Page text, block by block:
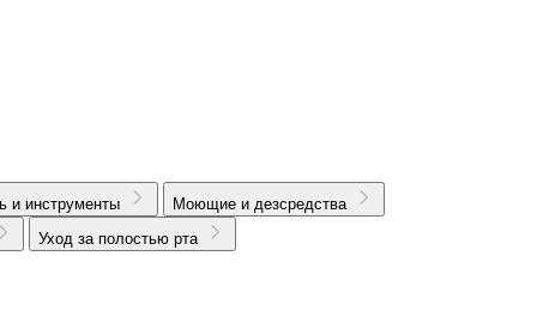
и инструменты
Моющие и дезсредства
Уход за полостью рта